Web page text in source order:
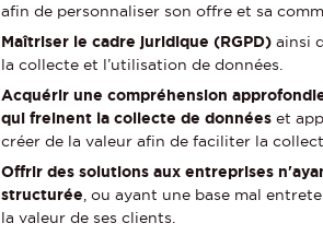
afin de personnaliser son offre et sa
Maîtriser le cadre juridique (RGPD)ainsi
la collecte et l’utilisation de données.
Acquérir une compréhension
qui freinent la collecte de données et
créer de la valeur afin de faciliter la
Offrir des solutions aux entreprises
structurée , ou ayant une base mal
la valeur de ses clients.